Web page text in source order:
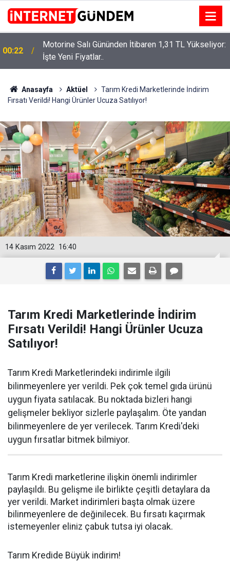
00:22
Motorine Salı Gününden İtibaren 1,31 TL Yükseliyor:
İşte Yeni Fiyatlar..
Anasayfa Aktüel
Tarım Kredi Marketlerinde İndirim
Fırsatı Verildi! Hangi Ürünler Ucuza Satılıyor!
16:40
14 Kasım 2022
Tarım Kredi Marketlerinde İndirim
Fırsatı Verildi! Hangi Ürünler Ucuza
Satılıyor!
Tarım Kredi Marketlerindeki indirimle ilgili
bilinmeyenlere yer verildi. Pek çok temel gıda ürünü
uygun fiyata satılacak. Bu noktada bizleri hangi
gelişmeler bekliyor sizlerle paylaşalım. Öte yandan
bilinmeyenlere de yer verilecek. Tarım Kredi'deki
uygun fırsatlar bitmek bilmiyor.
Tarım Kredi marketlerine ilişkin önemli indirimler
paylaşıldı. Bu gelişme ile birlikte çeşitli detaylara da
yer verildi. Market indirimleri başta olmak üzere
bilinmeyenlere de değinilecek. Bu fırsatı kaçırmak
istemeyenler eliniz çabuk tutsa iyi olacak.
Tarım Kredide Büyük indirim!